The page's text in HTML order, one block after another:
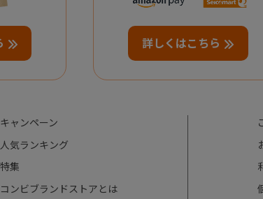
詳しくはこちら
キャンペーン
人気ランキング
特集
コンビブランドストアとは